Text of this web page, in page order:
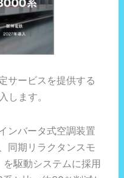
サービスを提供する
します。
ンバータ式空調装置
同期リラクタンスモ
駆動システムに採用